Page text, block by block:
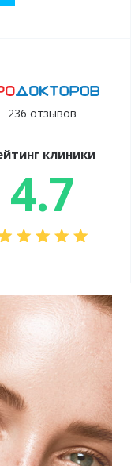
236 отзывов
клиники
4.7